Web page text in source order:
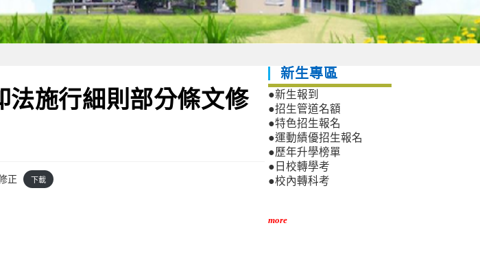
施行細則部分條文修
正 下載
新生專區
●新生報到
●招生管道名額
●特色招生報名
●運動績優招生報名
●歷年升學榜單
●日校轉學考
●校內轉科考
more